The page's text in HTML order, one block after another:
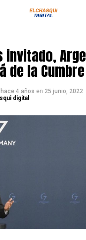
invitado,
la
hace 4 años en 25 junio, 2022
digital